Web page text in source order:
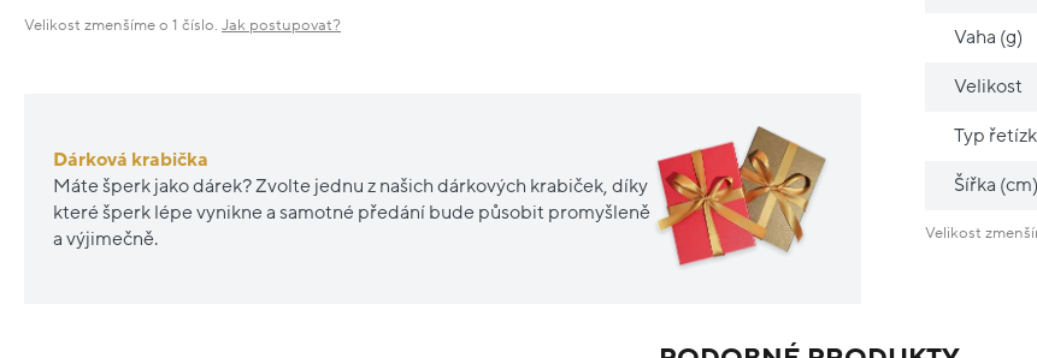
Velikost zmenšíme o 1 číslo. Jak postupovat?
Dárková krabička
Máte šperk jako dárek? Zvolte jednu z našich dárkových krabiček, díky
které šperk lépe vynikne a samotné předání bude působit promyšleně
a výjimečně.
Vaha (g)
Velikost
Typ
Šířka (cm)
Velikost